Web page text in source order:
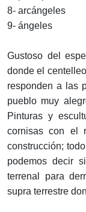
8- arcángeles
9- ángeles
Gustoso del
donde el
responden a las
pueblo muy
Pinturas y
cornisas con el
construcción;
podemos decir
terrenal para
supra terrestre